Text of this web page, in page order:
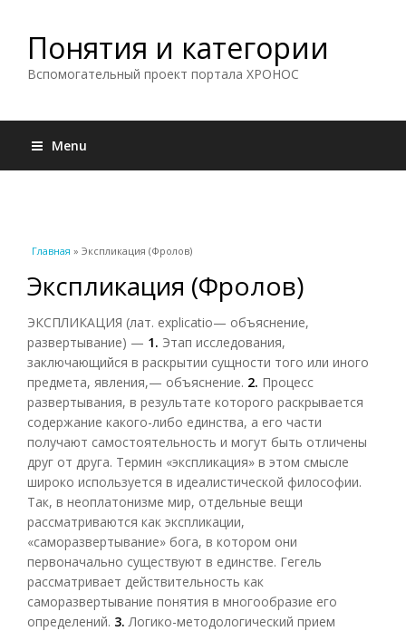
Понятия и категории
Вспомогательный проект портала ХРОНОС
Menu
Вы здесь
Главная » Экспликация (Фролов)
Экспликация (Фролов)
ЭКСПЛИКАЦИЯ (лат. explicatio— объяснение,
развертывание) — 1. Этап исследования,
заключающийся в раскрытии сущности того или иного
предмета, явления,— объяснение. 2. Процесс
развертывания, в результате которого раскрывается
содержание какого-либо единства, а его части
получают самостоятельность и могут быть отличены
друг от друга. Термин «экспликация» в этом смысле
широко используется в идеалистической философии.
Так, в неоплатонизме мир, отдельные вещи
рассматриваются как экспликации,
«саморазвертывание» бога, в котором они
первоначально существуют в единстве. Гегель
рассматривает действительность как
саморазвертывание понятия в многообразие его
определений. 3. Логико-методологический прием